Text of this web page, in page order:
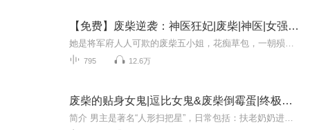
【免费】废柴逆袭：神医狂妃|废柴|神医|女强|异界
795 12.6万
废柴的贴身女鬼|逗比女鬼&废柴倒霉蛋|终极逆袭